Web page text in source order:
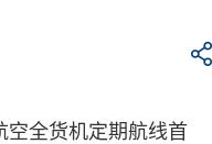
空全货机定期航线首